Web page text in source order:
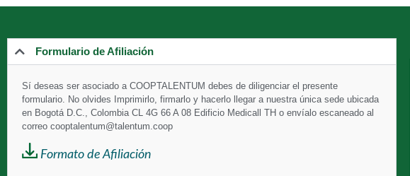
Formulario de Afiliación
Sí deseas ser asociado a COOPTALENTUM debes de diligenciar el presente
formulario. No olvides Imprimirlo, firmarlo y hacerlo llegar a nuestra única sede ubicada
en Bogotá D.C., Colombia CL 4G 66 A 08 Edificio Medicall TH o envíalo escaneado al
correo cooptalentum@talentum.coop
Formato de Afiliación